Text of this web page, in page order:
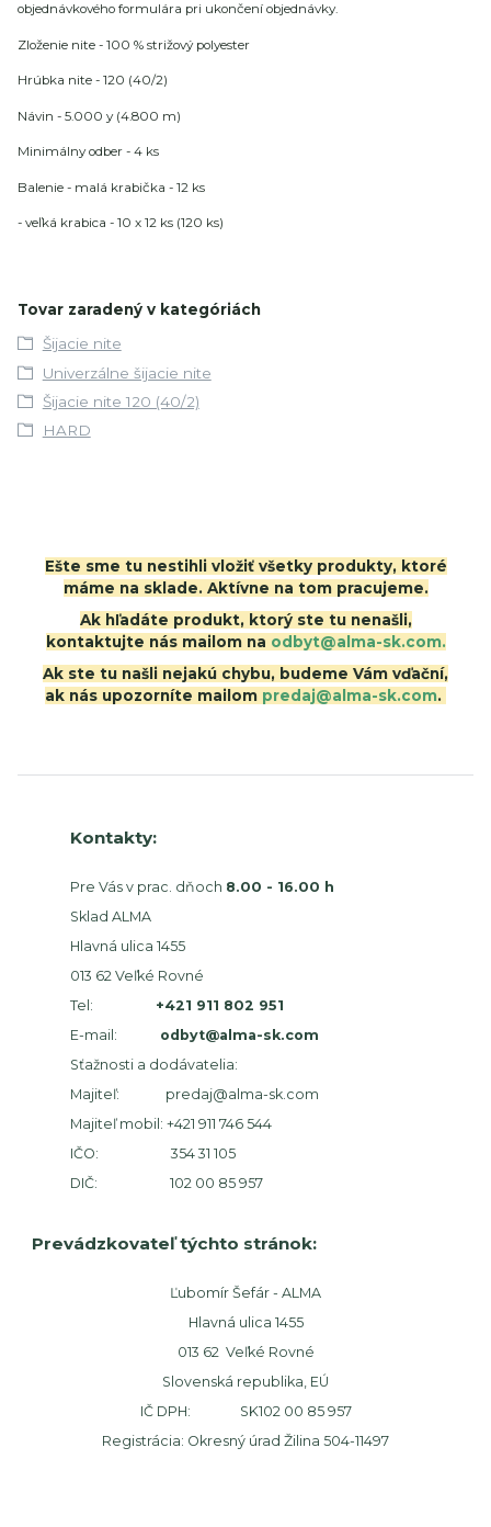
objednávkového formulára pri ukončení objednávky.
Zloženie nite - 100 % strižový polyester
Hrúbka nite - 120 (40/2)
Návin - 5.000 y (4.800 m)
Minimálny odber - 4 ks
Balenie - malá krabička - 12 ks
- veľká krabica - 10 x 12 ks (120 ks)
Tovar zaradený v kategóriách
Šijacie nite
Univerzálne šijacie nite
Šijacie nite 120 (40/2)
HARD
Ešte sme tu nestihli vložiť všetky produkty, ktoré
máme na sklade. Aktívne na tom pracujeme.
Ak hľadáte produkt, ktorý ste tu nenašli,
kontaktujte nás mailom na odbyt@alma-sk.com.
Ak ste tu našli nejakú chybu, budeme Vám vďační,
ak nás upozorníte mailom predaj@alma-sk.com.
Kontakty:
Pre Vás v prac. dňoch 8.00 - 16.00 h
Sklad ALMA
Hlavná ulica 1455
013 62 Veľké Rovné
Tel:
+421 911 802 951
E-mail: odbyt@alma-sk.com
Sťažnosti a dodávatelia:
Majiteľ: predaj@alma-sk.com
Majiteľ mobil: +421 911 746 544
IČO: 354 31 105
DIČ: 102 00 85 957
Prevádzkovateľ týchto stránok:
Ľubomír Šefár - ALMA
Hlavná ulica 1455
013 62 Veľké Rovné
Slovenská republika, EÚ
IČ DPH: SK102 00 85 957
Registrácia: Okresný úrad Žilina 504-11497